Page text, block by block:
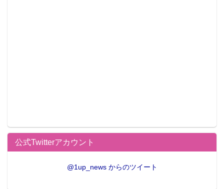
公式Twitterアカウント
@1up_news からのツイート